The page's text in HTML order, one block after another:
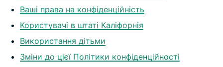
Ваші права на конфіденційність
Користувачі в штаті Каліфорнія
Використання дітьми
Зміни до цієї Політики конфіденційності